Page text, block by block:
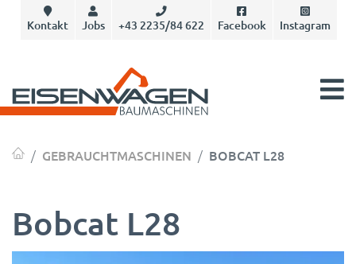
Kontakt Jobs +43 2235/84 622 Facebook Instagram
GEBRAUCHTMASCHINEN BOBCAT L28
Bobcat L28